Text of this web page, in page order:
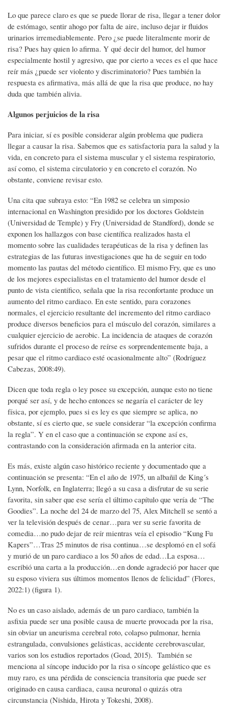
Lo que parece claro es que se puede llorar de risa, llegar a tener dolor
de estómago, sentir ahogo por falta de aire, incluso dejar ir fluidos
urinarios irremediablemente. Pero ¿se puede literalmente morir de
risa? Pues hay quien lo afirma. Y qué decir del humor, del humor
especialmente hostil y agresivo, que por cierto a veces es el que hace
reír más ¿puede ser violento y discriminatorio? Pues también la
respuesta es afirmativa, más allá de que la risa que produce, no hay
duda que también alivia.
Algunos perjuicios de la risa
Para iniciar, sí es posible considerar algún problema que pudiera
llegar a causar la risa. Sabemos que es satisfactoria para la salud y la
vida, en concreto para el sistema muscular y el sistema respiratorio,
así como, el sistema circulatorio y en concreto el corazón. No
obstante, conviene revisar esto.
Una cita que subraya esto: “En 1982 se celebra un simposio
internacional en Washington presidido por los doctores Goldstein
(Universidad de Temple) y Fry (Universidad de Standford), donde se
exponen los hallazgos con base científica realizados hasta el
momento sobre las cualidades terapéuticas de la risa y definen las
estrategias de las futuras investigaciones que ha de seguir en todo
momento las pautas del método científico. El mismo Fry, que es uno
de los mejores especialistas en el tratamiento del humor desde el
punto de vista científico, señala que la risa reconfortante produce un
aumento del ritmo cardiaco. En este sentido, para corazones
normales, el ejercicio resultante del incremento del ritmo cardiaco
produce diversos beneficios para el músculo del corazón, similares a
cualquier ejercicio de aerobic. La incidencia de ataques de corazón
sufridos durante el proceso de reírse es sorprendentemente baja, a
pesar que el ritmo cardiaco esté ocasionalmente alto” (Rodríguez
Cabezas, 2008:49).
Dicen que toda regla o ley posee su excepción, aunque esto no tiene
porqué ser así, y de hecho entonces se negaría el carácter de ley
física, por ejemplo, pues si es ley es que siempre se aplica, no
obstante, sí es cierto que, se suele considerar “la excepción confirma
la regla”. Y en el caso que a continuación se expone así es,
contrastando con la consideración afirmada en la anterior cita.
Es más, existe algún caso histórico reciente y documentado que a
continuación se presenta: “En el año de 1975, un albañil de King´s
Lynn, Norfolk, en Inglaterra; llegó a su casa a disfrutar de su serie
favorita, sin saber que ese sería el último capítulo que vería de “The
Goodies”. La noche del 24 de marzo del 75, Alex Mitchell se sentó a
ver la televisión después de cenar…para ver su serie favorita de
comedia…no pudo dejar de reír mientras veía el episodio “Kung Fu
Kapers”…Tras 25 minutos de risa continua…se desplomó en el sofá
y murió de un paro cardiaco a los 50 años de edad…La esposa…
escribió una carta a la producción…en donde agradeció por hacer que
su esposo viviera sus últimos momentos llenos de felicidad” (Flores,
2022:1) (figura 1).
No es un caso aislado, además de un paro cardiaco, también la
asfixia puede ser una posible causa de muerte provocada por la risa,
sin obviar un aneurisma cerebral roto, colapso pulmonar, hernia
estrangulada, convulsiones gelásticas, accidente cerebrovascular,
varios son los estudios reportados (Goad, 2015). También se
menciona al síncope inducido por la risa o síncope gelástico que es
muy raro, es una pérdida de consciencia transitoria que puede ser
originado en causa cardiaca, causa neuronal o quizás otra
circunstancia (Nishida, Hirota y Tokeshi, 2008).